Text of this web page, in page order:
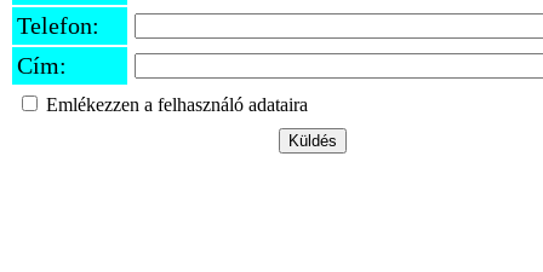
Telefon:
Cím:
Emlékezzen a felhasználó adataira